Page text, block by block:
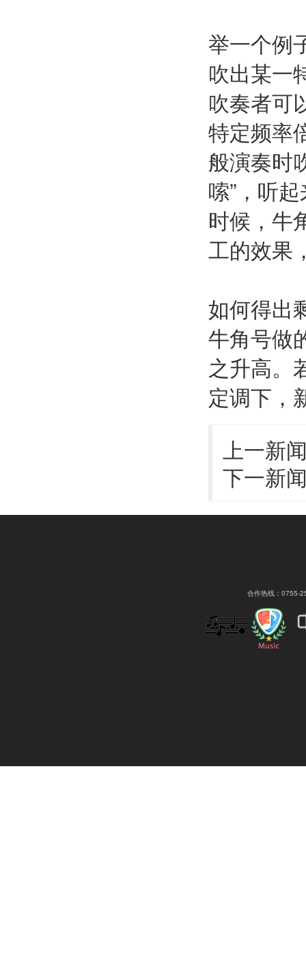
举一个例
吹出某一
吹奏者可
特定频率
般演奏时
嗦”，听
时候，牛
工的效果
如何得出
牛角号做
之升高。
定调下，
上一新
下一新
合作热线：0755-